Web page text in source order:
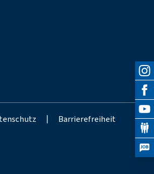
| Barrierefreiheit